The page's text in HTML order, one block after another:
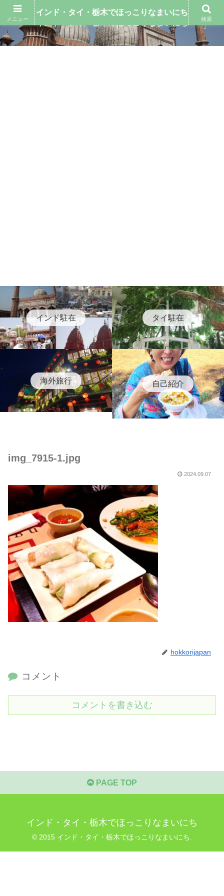
インド駐在 タイ駐在
海外旅行 自己紹介
img_7915-1.jpg
2024.09.07
hokkorijapan
コメント
コメントを書き込む
PAGE TOP
インド・タイ・栃木でほっこりなまいにち
© 2015 インド・タイ・栃木でほっこりなまいにち.
メニュー
インド・タイ・栃木でほっこりなまいにち
検索